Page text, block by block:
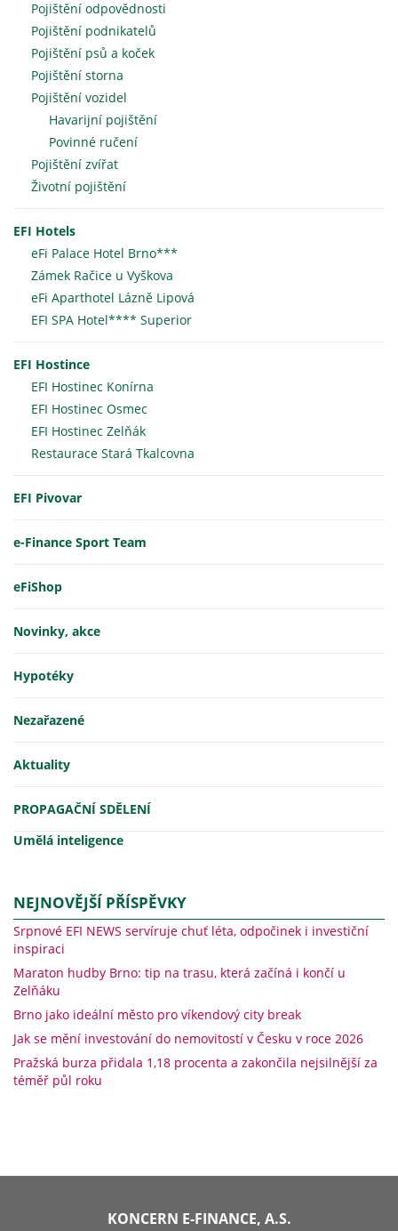
Pojištění odpovědnosti
Pojištění podnikatelů
Pojištění psů a koček
Pojištění storna
Pojištění vozidel
Havarijní pojištění
Povinné ručení
Pojištění zvířat
Životní pojištění
EFI Hotels
eFi Palace Hotel Brno***
Zámek Račice u Vyškova
eFi Aparthotel Lázně Lipová
EFI SPA Hotel**** Superior
EFI Hostince
EFI Hostinec Konírna
EFI Hostinec Osmec
EFI Hostinec Zelňák
Restaurace Stará Tkalcovna
EFI Pivovar
e-Finance Sport Team
eFiShop
Novinky, akce
Hypotéky
Nezařazené
Aktuality
PROPAGAČNÍ SDĚLENÍ
Umělá inteligence
NEJNOVĚJŠÍ PŘÍSPĚVKY
Srpnové EFI NEWS servíruje chuť léta, odpočinek i investiční
inspiraci
Maraton hudby Brno: tip na trasu, která začíná i končí u
Zelňáku
Brno jako ideální město pro víkendový city break
Jak se mění investování do nemovitostí v Česku v roce 2026
Pražská burza přidala 1,18 procenta a zakončila nejsilnější za
téměř půl roku
KONCERN E-FINANCE, A.S.